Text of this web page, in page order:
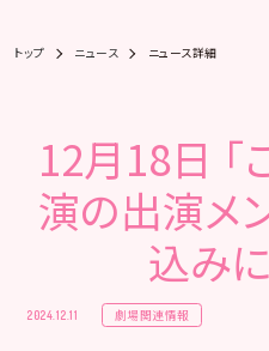
トップ ニュース ニュース詳細
12月18日 「
演の出演メ
込み
2024.12.11 劇場関連情報